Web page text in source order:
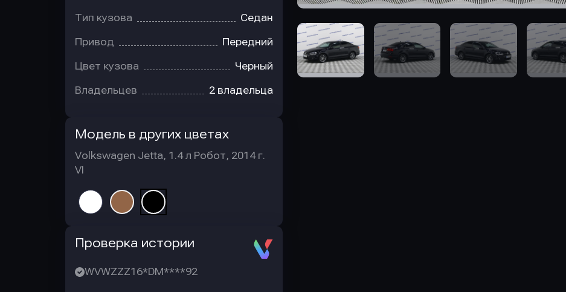
Тип кузова Седан
Привод Передний
Цвет кузова Черный
Владельцев 2 владельца
Модель в других цветах
Volkswagen Jetta, 1.4 л Робот, 2014 г.
VI
Проверка истории
WVWZZZ16*DM****92